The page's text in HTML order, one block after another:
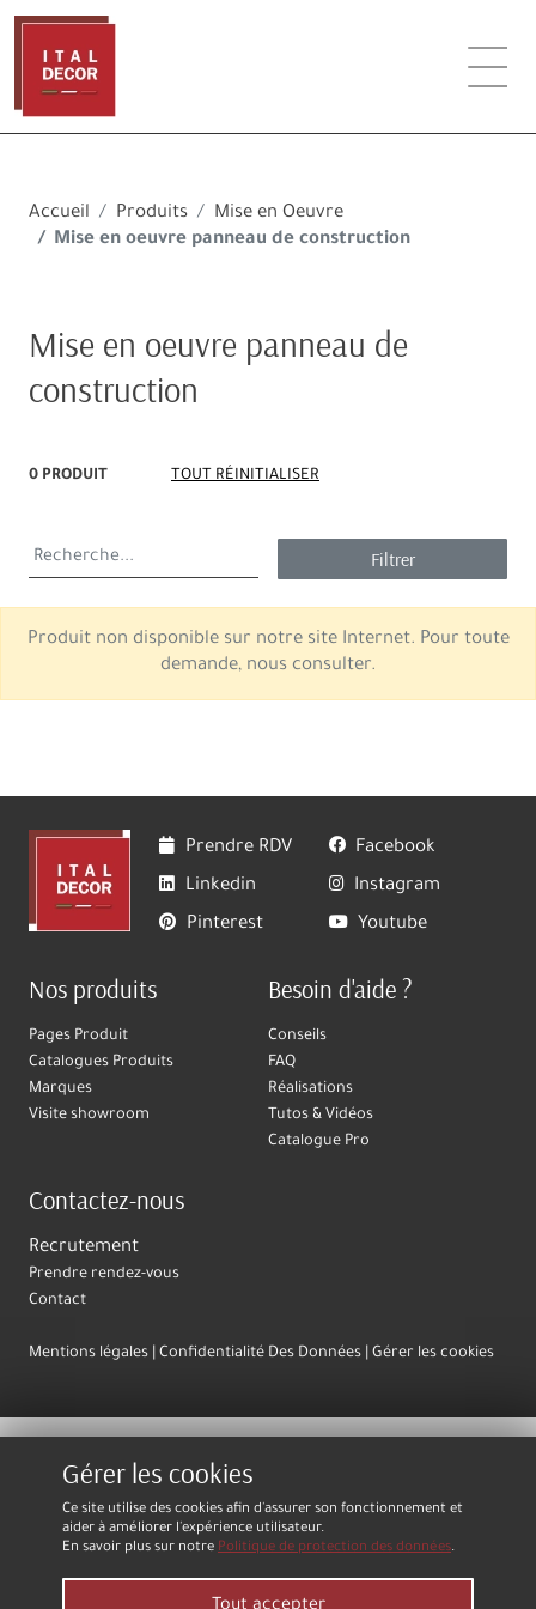
Accueil Produits
Mise en Oeuvre
Mise en oeuvre panneau de construction
Mise en oeuvre panneau de
construction
0 PRODUIT TOUT RÉINITIALISER
Filtrer
Produit non disponible sur notre site Internet. Pour toute
demande, nous consulter.
Prendre RDV
Facebook
Linkedin
Instagram
Pinterest
Youtube
Nos produits
Pages Produit
Catalogues Produits
Marques
Visite showroom
Besoin d'aide ?
Conseils
FAQ
Réalisations
Tutos & Vidéos
Catalogue Pro
Contactez-nous
Recrutement
Prendre rendez-vous
Contact
Mentions légales Confidentialité Des Données Gérer les cookies
Gérer les cookies
Ce site utilise des cookies afin d'assurer son fonctionnement et
aider à améliorer l'expérience utilisateur.
En savoir plus sur notre Politique de protection des données.